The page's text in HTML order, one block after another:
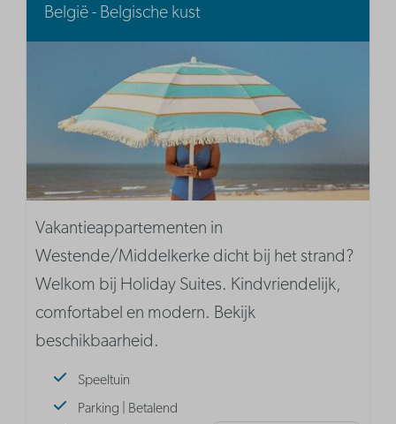
België - Belgische kust
Vakantieappartementen in
Westende/Middelkerke dicht bij het strand?
Welkom bij Holiday Suites. Kindvriendelijk,
comfortabel en modern. Bekijk
beschikbaarheid.
Speeltuin
Parking | Betalend